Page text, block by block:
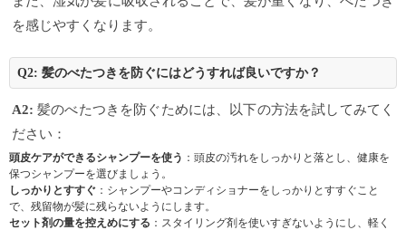
を感じやすくなります。
Q2: 髪のべたつきを防ぐにはどうすれば良いですか？
A2: 髪のべたつきを防ぐためには、以下の方法を試してみてく
ださい：
頭皮ケアができるシャンプーを使う ：頭皮の汚れをしっかりと落とし、健康を
保つシャンプーを選びましょう。
しっかりとすすぐ ：シャンプーやコンディショナーをしっかりとすすぐこと
で、残留物が髪に残らないようにします。
セット剤の量を控えめにする ：スタイリング剤を使いすぎないようにし、軽く